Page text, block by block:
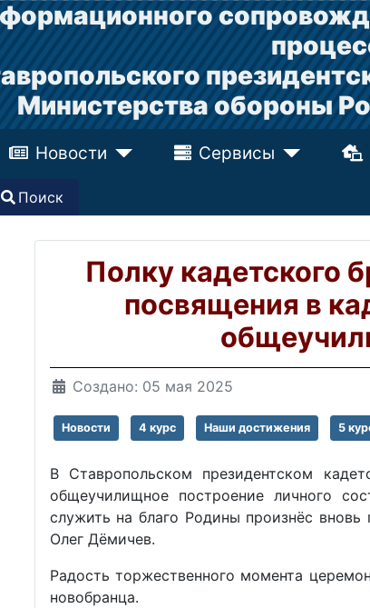
Министерства обороны
Новости Сервисы
Поиск
Полку кадетского
посвящения в
Создано: 05 мая 2025
Новости 4 курс Наши достижения 5
В Ставропольском президентском
общеучилищное построение личного
служить на благо Родины произнёс
Олег Дёмичев.
Радость торжественного момента
новобранца.